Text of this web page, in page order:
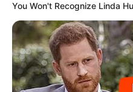
You Won't Recognize Linda